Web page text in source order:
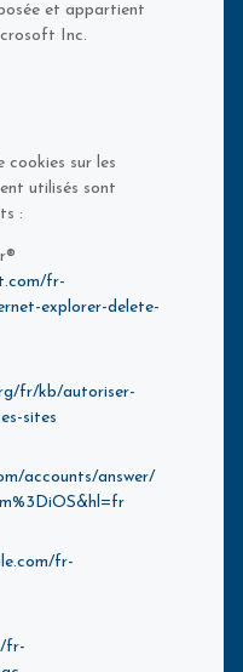
et appartient
Inc.
cookies sur les
utilisés sont
:
fr-
explorer-delete-
fr/kb/autoriser-
sites
accounts/answer/
fr-
fr-